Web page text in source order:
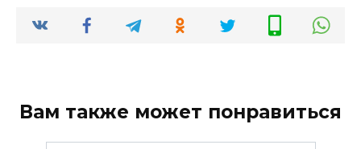
Вам также может понравиться